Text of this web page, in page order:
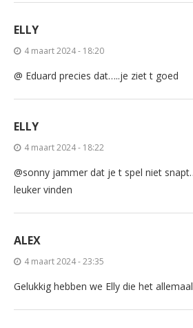
ELLY
4 maart 2024 - 18:20
@ Eduard precies dat…..je ziet t goed
ELLY
4 maart 2024 - 18:22
@sonny jammer dat je t spel niet
leuker vinden
ALEX
4 maart 2024 - 23:35
Gelukkig hebben we Elly die het